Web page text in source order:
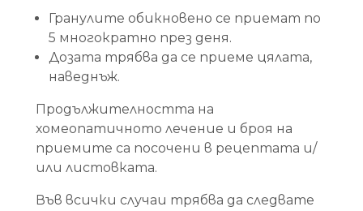
Гранулите обикновено се приемат по
5 многократно през деня.
Дозата трябва да се приеме цялата,
наведнъж.
Продължителността на
хомеопатичното лечение и броя на
приемите са посочени в рецептата и/
или листовката.
Във всички случаи трябва да следвате